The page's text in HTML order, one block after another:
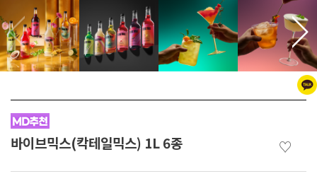
바이브믹스(칵테일믹스) 1L 6종 ♡